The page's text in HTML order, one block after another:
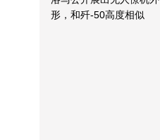
形，和歼-50高度相似